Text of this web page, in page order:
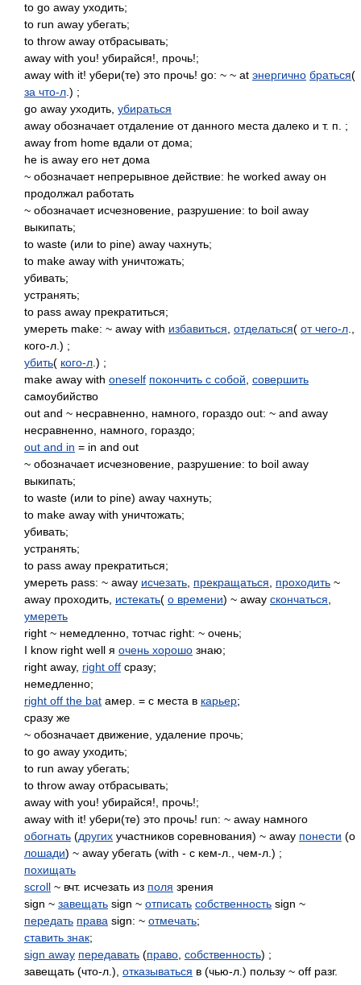
to go away уходить;
to run away убегать;
to throw away отбрасывать;
away with you! убирайся!, прочь!;
away with it! убери(те) это прочь! go: ~ ~ at энергично браться(
за что-л .) ;
go away уходить, убираться
away обозначает отдаление от данного места далеко и т. п. ;
away from home вдали от дома;
he is away его нет дома
~ обозначает непрерывное действие: he worked away он
продолжал работать
~ обозначает исчезновение, разрушение: to boil away
выкипать;
to waste (или to pine) away чахнуть;
to make away with уничтожать;
убивать;
устранять;
to pass away прекратиться;
умереть make: ~ away with избавиться отделаться( от чего-л
кого-л.) ;
убить( кого-л .) ;
make away with oneself покончить с собой совершить
самоубийство
out and ~ несравненно, намного, гораздо out: ~ and away
несравненно, намного, гораздо;
out and in = in and out
~ обозначает исчезновение, разрушение: to boil away
выкипать;
to waste (или to pine) away чахнуть;
to make away with уничтожать;
убивать;
устранять;
to pass away прекратиться;
умереть pass: ~ away исчезать прекращаться проходить ~
away проходить, истекать( о времени) ~ away скончаться
умереть
right ~ немедленно, тотчас right: ~ очень;
I know right well я очень хорошо знаю;
right away, right off сразу;
немедленно;
right off the bat амер. = с места в карьер;
сразу же
~ обозначает движение, удаление прочь;
to go away уходить;
to run away убегать;
to throw away отбрасывать;
away with you! убирайся!, прочь!;
away with it! убери(те) это прочь! run: ~ away намного
обогнать (других участников соревнования) ~ away понести (о
лошади) ~ away убегать (with - с кем-л., чем-л.) ;
похищать
scroll ~ вчт. исчезать из поля зрения
sign ~ завещать sign ~ отписать собственность sign ~
передать права sign: ~ отмечать;
ставить знак;
sign away передавать (право собственность) ;
завещать (что-л.), отказываться в (чью-л.) пользу ~ off разг.